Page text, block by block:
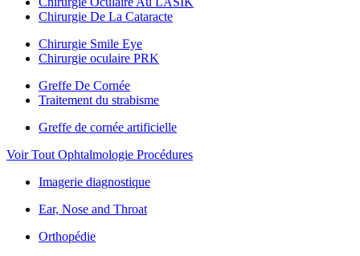
Chirurgie De La Cataracte
Chirurgie Smile Eye
Chirurgie oculaire PRK
Greffe De Cornée
Traitement du strabisme
Greffe de cornée artificielle
Voir Tout Ophtalmologie Procédures
Imagerie diagnostique
Ear, Nose and Throat
Orthopédie